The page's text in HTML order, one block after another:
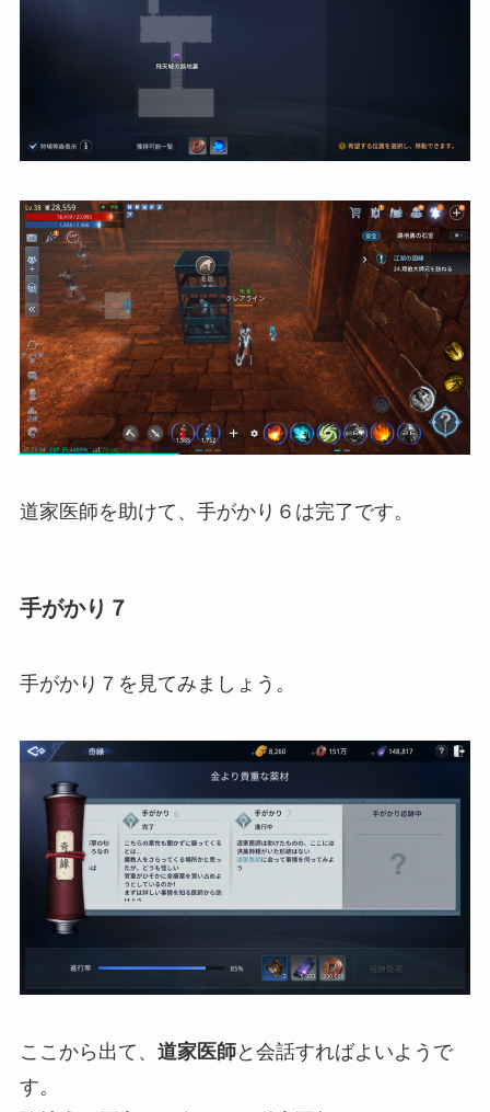
道家医師を助けて、手がかり６は完了です。
手がかり７
手がかり７を見てみましょう。
ここから出て、 道家医師と会話すればよいようで
す。